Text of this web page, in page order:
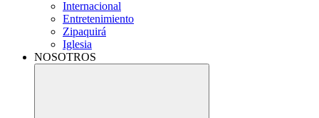
Internacional
Entretenimiento
Zipaquirá
Iglesia
NOSOTROS